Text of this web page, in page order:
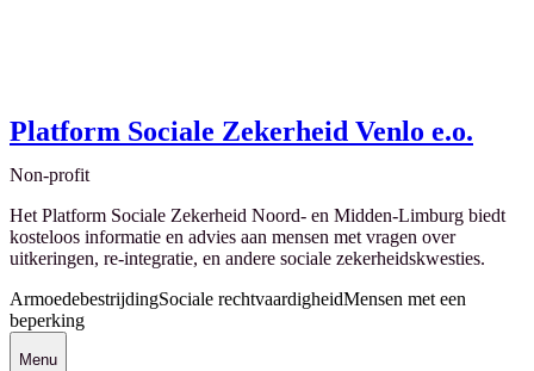
Platform Sociale Zekerheid Venlo e.o.
Non-profit
Het Platform Sociale Zekerheid Noord- en Midden-Limburg biedt
kosteloos informatie en advies aan mensen met vragen over
uitkeringen, re-integratie, en andere sociale zekerheidskwesties.
ArmoedebestrijdingSociale rechtvaardigheidMensen met een
beperking
Menu